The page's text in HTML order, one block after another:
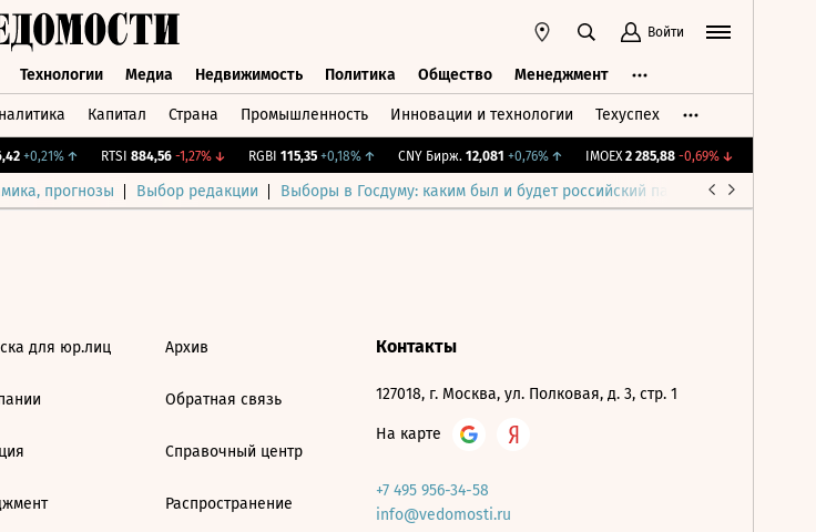
Войти
Технологии Медиа Недвижимость Политика Общество Менеджмент
Капитал Страна Промышленность Инновации и технологии Техуспех
+0,21%↑ RTSI 884,56 -1,27%↓ RGBI 115,35 +0,18%↑ CNY Бирж. 12,081 +0,76%↑ IMOEX 2 285,88 -0,69%↓
прогнозы Выбор редакции Выборы в Госдуму: каким был и будет российский парламент
для юр.лиц Архив
Обратная связь
Справочный центр
Распространение
Контакты
127018, г. Москва, ул. Полковая, д. 3, стр. 1
На карте
+7 495 956-34-58
info@vedomosti.ru